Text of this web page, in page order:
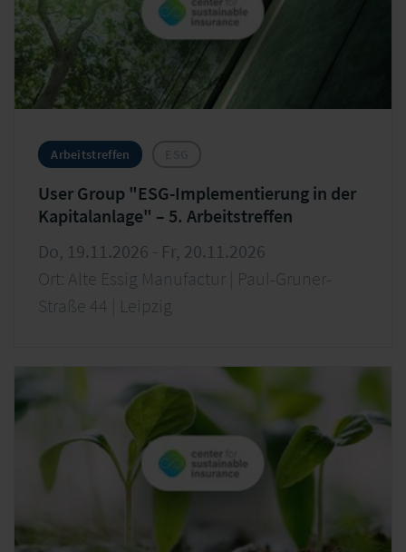
Arbeitstreffen
User Group "ESG-Implementierung in der
Kapitalanlage" – 5. Arbeitstreffen
Do, 19.11.2026 - Fr, 20.11.2026
Ort: Alte Essig Manufactur | Paul-Gruner-
Straße 44 | Leipzig